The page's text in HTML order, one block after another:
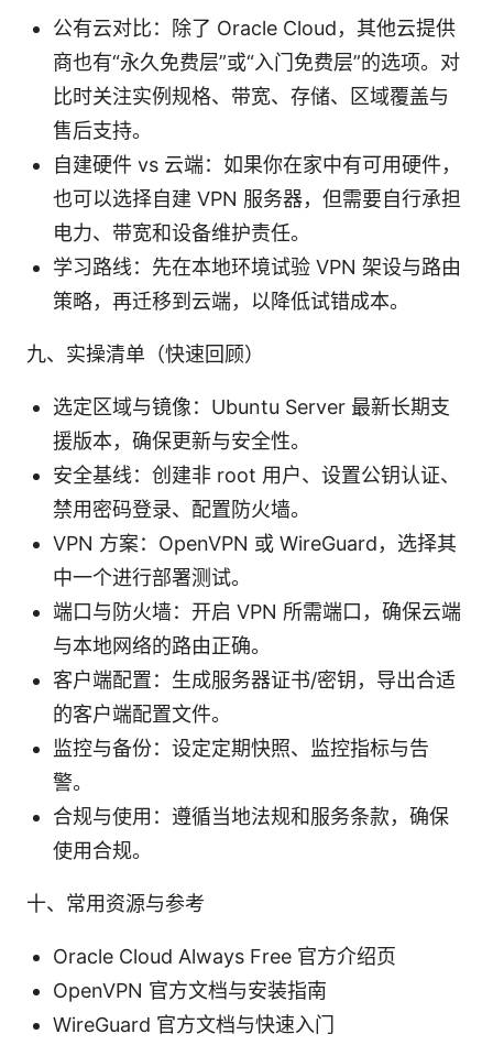
公有云对比：除了 Oracle Cloud，其他云提供
商也有“永久免费层”或“入门免费层”的选项。对
比时关注实例规格、带宽、存储、区域覆盖与
售后支持。
自建硬件 vs 云端：如果你在家中有可用硬件，
也可以选择自建 VPN 服务器，但需要自行承担
电力、带宽和设备维护责任。
学习路线：先在本地环境试验 VPN 架设与路由
策略，再迁移到云端，以降低试错成本。
九、实操清单（快速回顾）
选定区域与镜像：Ubuntu Server 最新长期支
援版本，确保更新与安全性。
安全基线：创建非 root 用户、设置公钥认证、
禁用密码登录、配置防火墙。
VPN 方案：OpenVPN 或 WireGuard，选择其
中一个进行部署测试。
端口与防火墙：开启 VPN 所需端口，确保云端
与本地网络的路由正确。
客户端配置：生成服务器证书/密钥，导出合适
的客户端配置文件。
监控与备份：设定定期快照、监控指标与告
警。
合规与使用：遵循当地法规和服务条款，确保
使用合规。
十、常用资源与参考
Oracle Cloud Always Free 官方介绍页
OpenVPN 官方文档与安装指南
WireGuard 官方文档与快速入门